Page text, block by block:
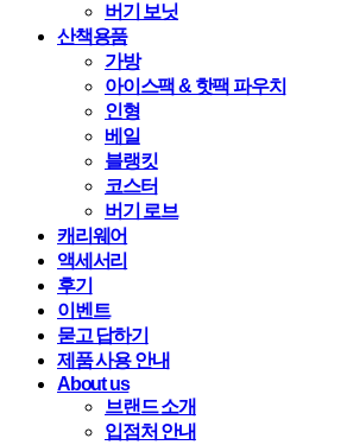
버기 보닛
산책용품
가방
아이스팩 & 핫팩 파우치
인형
베일
블랭킷
코스터
버기 로브
캐리웨어
액세서리
후기
이벤트
묻고 답하기
제품 사용 안내
About us
브랜드 소개
입점처 안내